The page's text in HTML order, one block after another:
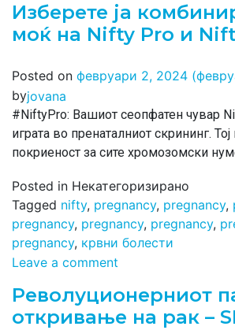
Изберете ја
моќ на Nifty Pro и
Posted on февруари 2, 2024
byjovana
#NiftyPro: Вашиот сеопфатен чувар
играта во пренаталниот скрининг.
покриеност за сите хромозомски
Posted in Некатегоризирано
Tagged nifty, pregnancy, pregnancy,
pregnancy, pregnancy, pregnancy,
pregnancy, крвни болести
Leave a comment
Револуционерниот
откривање на рак –